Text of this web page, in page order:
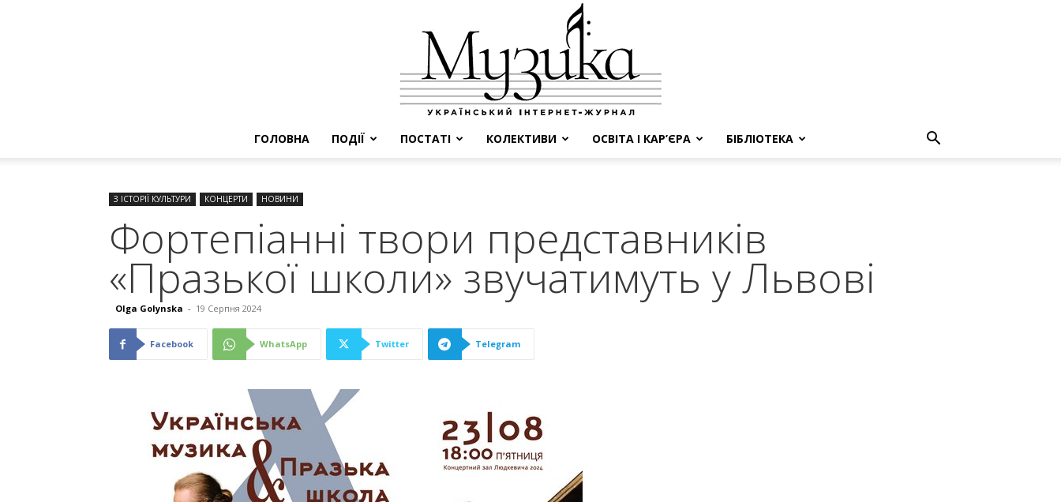
ГОЛОВНА ПОДІЇ ПОСТАТІ КОЛЕКТИВИ ОСВІТА І КАР’ЄРА БІБЛІОТЕКА
З ІСТОРІЇ КУЛЬТУРИ КОНЦЕРТИ НОВИНИ
Фортепіанні твори представників
«Празької школи» звучатимуть у Львові
Olga Golynska - 19 Серпня 2024
Facebook WhatsApp Twitter Telegram